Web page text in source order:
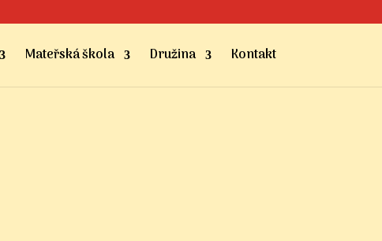
Mateřská škola Družina Kontakt